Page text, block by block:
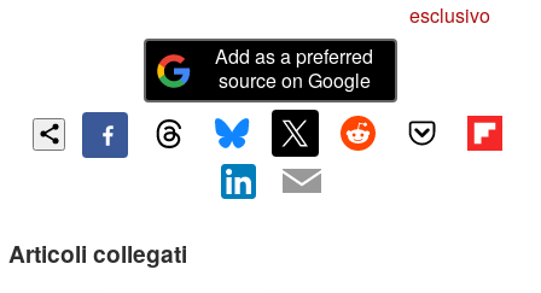
esclusivo
Add as a preferred
source on Google
Articoli collegati